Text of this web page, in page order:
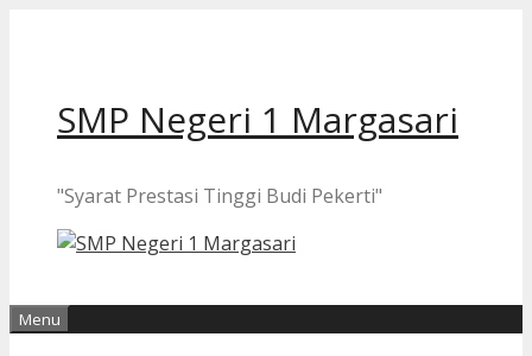
SMP Negeri 1 Margasari
"Syarat Prestasi Tinggi Budi Pekerti"
Menu